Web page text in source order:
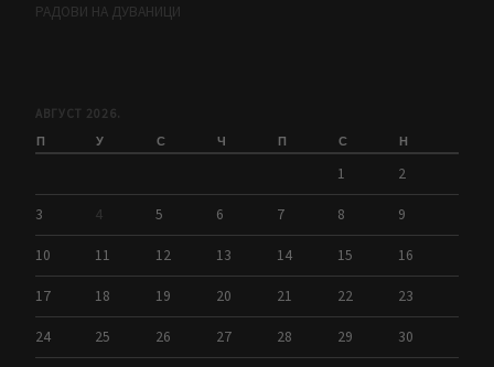
РАДОВИ НА ДУВАНИЦИ
АВГУСТ 2026.
П У С Ч П С Н
1 2
3 4 5 6 7 8 9
10 11 12 13 14 15 16
17 18 19 20 21 22 23
24 25 26 27 28 29 30